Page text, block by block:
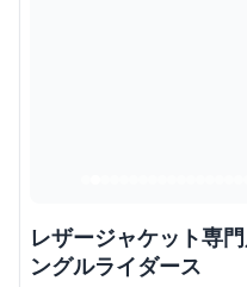
レザージャケット専
ングルライダース